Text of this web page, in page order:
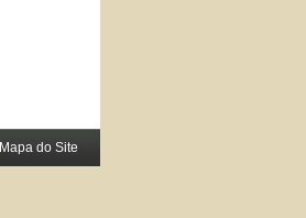
Mapa do Site